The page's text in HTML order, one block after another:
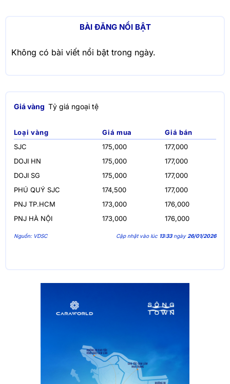
BÀI ĐĂNG NỔI BẬT
Không có bài viết nổi bật trong ngày.
Giá vàng Tỷ giá ngoại tệ
Loại vàng Giá mua
Giá bán
SJC
175,000
177,000
DOJI HN
175,000
177,000
DOJI SG
175,000
177,000
PHÚ QUÝ SJC
174,500
177,000
PNJ TP.HCM
173,000
176,000
PNJ HÀ NỘI
173,000 176,000
Nguồn: VDSC Cập nhật vào lúc 13:33ngày 26/01/2026